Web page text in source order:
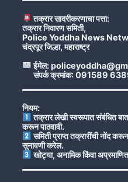
तक्रार सादरीकरणाचा पत्ता:
तक्रार निवारण समिती,
Police Yoddha News
चंद्रपूर जिल्हा, महाराष्ट्र
ईमेल:
संपर्क क्रमांक: 091589
नियम:
तक्रार लेखी स्वरूपात संबंधित
करून पाठवावी.
समिती प्राप्त तक्रारींची नोंद
सुनावणी करेल.
खोट्या, अनामिक किंवा अप्रमाणित